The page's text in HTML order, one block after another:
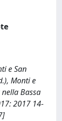
e San
Monti e
Bassa
2017 14-